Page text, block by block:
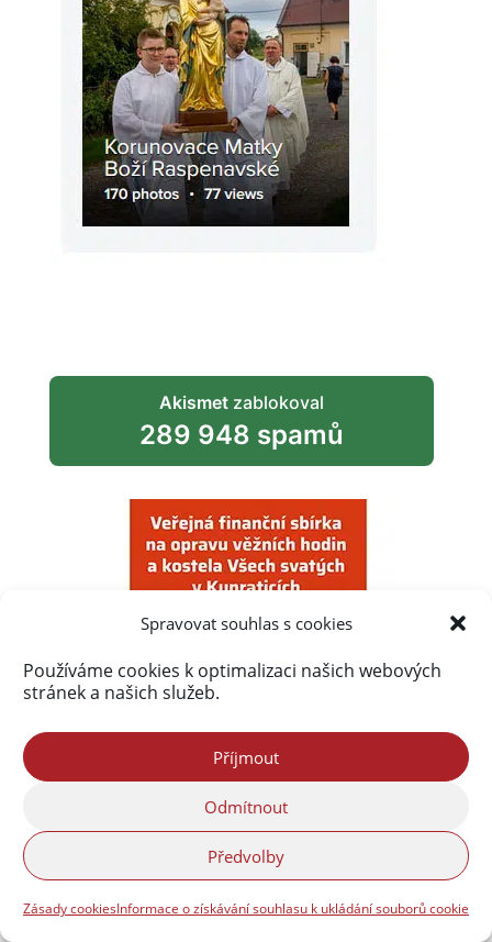
Spravovat souhlas s cookies
Používáme cookies k optimalizaci našich webových
stránek a našich služeb.
Příjmout
Odmítnout
Předvolby
Zásady cookiesInformace o získávání souhlasu k ukládání souborů cookie
Akismetzablokoval
289 948 spamů